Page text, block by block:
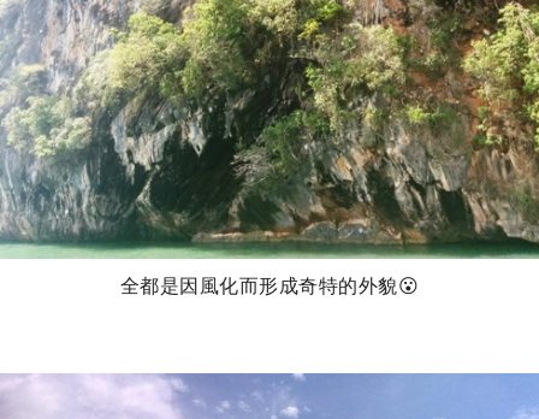
全都是因風化而形成奇特的外貌😮